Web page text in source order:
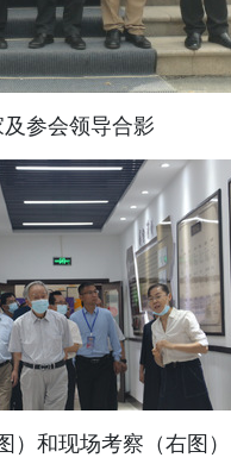
参会领导合影
和现场考察（右图）